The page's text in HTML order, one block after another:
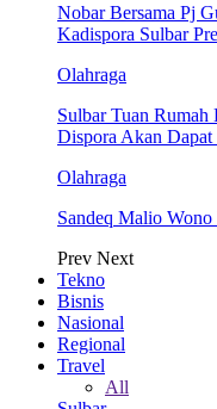
Nobar Bersama Pj
Kadispora Sulbar
Olahraga
Sulbar Tuan
Dispora Akan
Olahraga
Sandeq Malio
Prev Next
Tekno
Bisnis
Nasional
Regional
Travel
All